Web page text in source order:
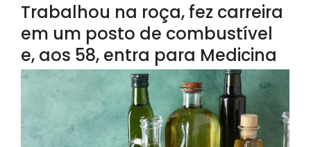
Trabalhou na roça, fez carreira
em um posto de combustível
e, aos 58, entra para Medicina